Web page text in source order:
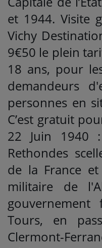
et 1944. Visite
Vichy
9€50 le plein
18 ans, pour
demandeurs
personnes en
C’est gratuit
22 Juin 1940
Rethondes
de la France
militaire de
Tours, en
Clermont-